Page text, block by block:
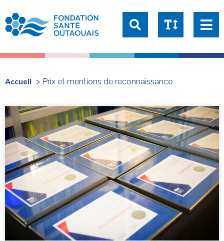
Taille du texte:
1x 1.25x
2x
Accueil Prix et mentions de reconnaissance